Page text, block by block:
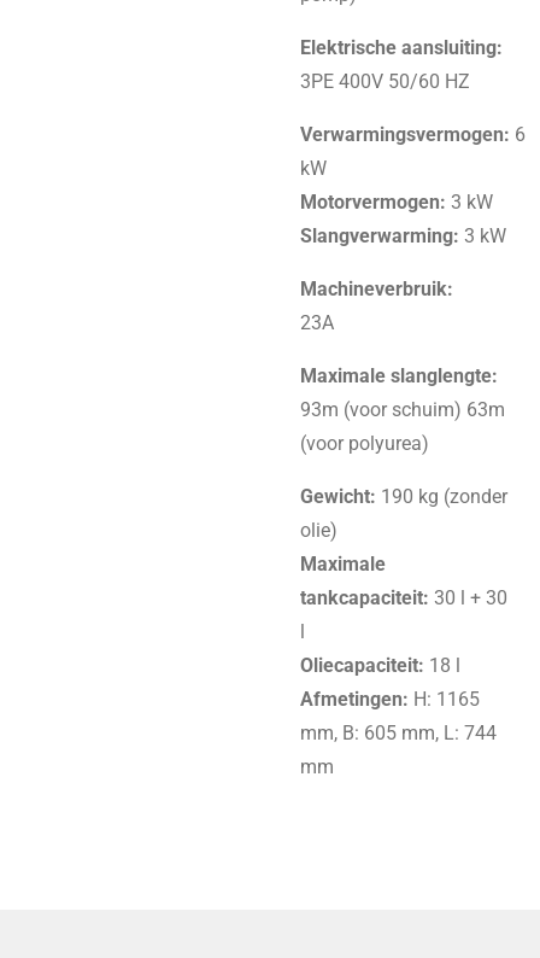
Elektrische aansluiting:
3PE 400V 50/60 HZ
Verwarmingsvermogen: 6
kW
Motorvermogen: 3 kW
Slangverwarming: 3 kW
Machineverbruik:
23A
Maximale slanglengte:
93m (voor schuim) 63m
(voor polyurea)
Gewicht: 190 kg (zonder
olie)
Maximale
tankcapaciteit: 30 l + 30
l
Oliecapaciteit: 18 l
Afmetingen: H: 1165
mm, B: 605 mm, L: 744
mm